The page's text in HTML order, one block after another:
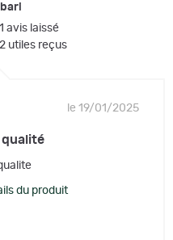
1 avis laissé
2 utiles reçus
le 19/01/2025
du produit